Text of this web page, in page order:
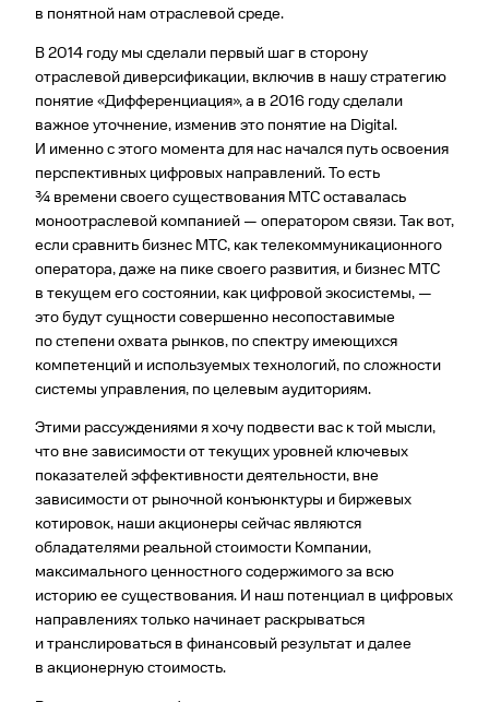
в понятной нам отраслевой среде.
В 2014 году мы сделали первый шаг в сторону
отраслевой диверсификации, включив в нашу стратегию
понятие «Дифференциация», а в 2016 году сделали
важное уточнение, изменив это понятие на Digital.
И именно c этого момента для нас начался путь освоения
перспективных цифровых направлений. То есть
¾ времени своего существования МТС оставалась
моноотраслевой компанией — оператором связи. Так вот,
если сравнить бизнес МТС, как телекоммуникационного
оператора, даже на пике своего развития, и бизнес МТС
в текущем его состоянии, как цифровой экосистемы, —
это будут сущности совершенно несопоставимые
по степени охвата рынков, по спектру имеющихся
компетенций и используемых технологий, по сложности
системы управления, по целевым аудиториям.
Этими рассуждениями я хочу подвести вас к той мысли,
что вне зависимости от текущих уровней ключевых
показателей эффективности деятельности, вне
зависимости от рыночной конъюнк­туры и биржевых
котировок, наши акционеры сейчас являются
обладателями реальной стои­мости Компании,
максимального ценностного содержимого за всю
историю ее существования. И наш потенциал в цифровых
направлениях только начинает раскрываться
и транслироваться в финансовый результат и далее
в акционерную стоимость.